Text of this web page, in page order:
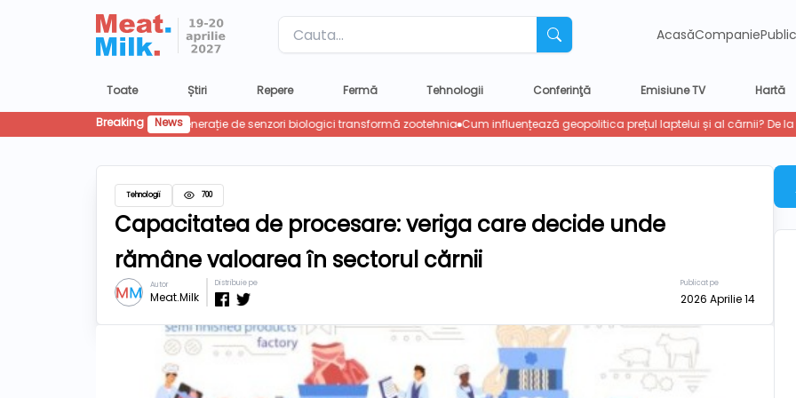
Label AcasăCompanie
Toate Știri Repere Fermă Tehnologii Conferinţă Emisiune TV Hartă
Breaking News
Tehnologii 700
Capacitatea de procesare: veriga care decide unde
rămâne valoarea în sectorul cărnii
Autor
Meat.Milk
Distribuie pe Publicat pe
2026 Aprilie 14